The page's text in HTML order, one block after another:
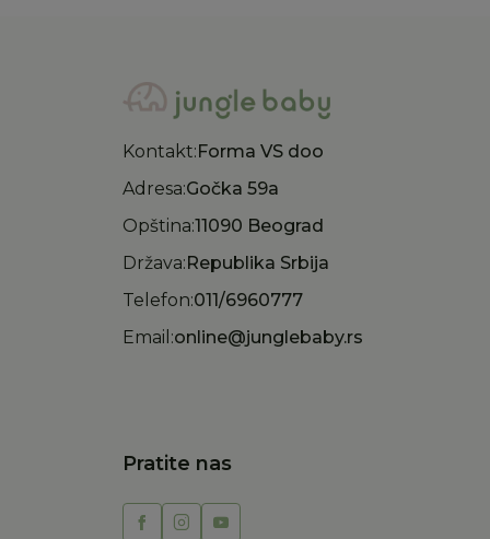
Kontakt: Forma VS doo
Adresa:Gočka 59a
Opština:11090 Beograd
Država: Republika Srbija
Telefon:011/6960777
Email:online@junglebaby.rs
Pratite nas